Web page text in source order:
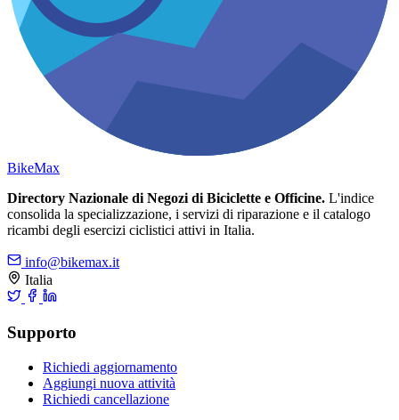
BikeMax
Directory Nazionale di Negozi di Biciclette e Officine. L'indice
consolida la specializzazione, i servizi di riparazione e il catalogo
ricambi degli esercizi ciclistici attivi in Italia.
info@bikemax.it
Italia
Supporto
Richiedi aggiornamento
Aggiungi nuova attività
Richiedi cancellazione